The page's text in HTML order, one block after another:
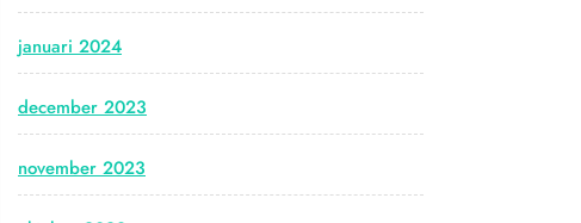
januari 2024
december 2023
november 2023